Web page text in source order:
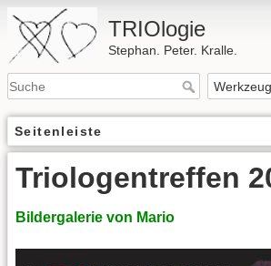
TRIOlogie
Stephan. Peter. Kralle.
Seitenleiste
Triologentreffen
Bildergalerie von Mario